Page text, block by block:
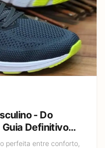
- Do
Definitivo
perfeita entre conforto,